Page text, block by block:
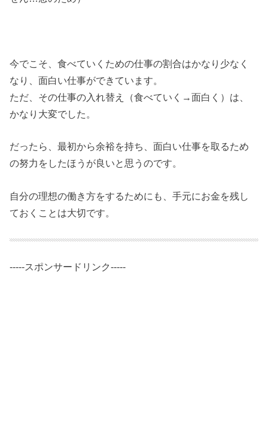
今でこそ、食べていくための仕事の割合はかなり少なく
なり、面白い仕事ができています。
ただ、その仕事の入れ替え（食べていく→面白く）は、
かなり大変でした。
だったら、最初から余裕を持ち、面白い仕事を取るため
の努力をしたほうが良いと思うのです。
自分の理想の働き方をするためにも、手元にお金を残し
ておくことは大切です。
-----スポンサードリンク-----